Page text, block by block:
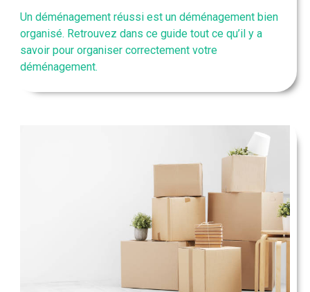
Un déménagement réussi est un déménagement bien
organisé. Retrouvez dans ce guide tout ce qu’il y a
savoir pour organiser correctement votre
déménagement.